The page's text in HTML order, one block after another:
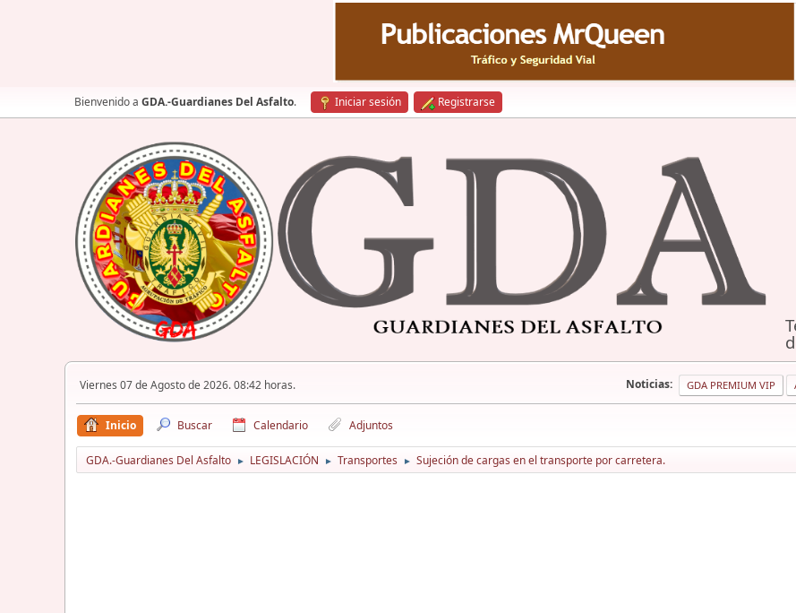
Bienvenido a GDA.-Guardianes Del Asfalto. Iniciar sesión Registrarse
Viernes 07 de Agosto de 2026. 08:42 horas. Noticias: GDA PREMIUM VIP
Inicio Buscar Calendario Adjuntos
GDA.-Guardianes Del Asfalto ► LEGISLACIÓN ► Transportes ► Sujeción de cargas en el transporte por carretera.